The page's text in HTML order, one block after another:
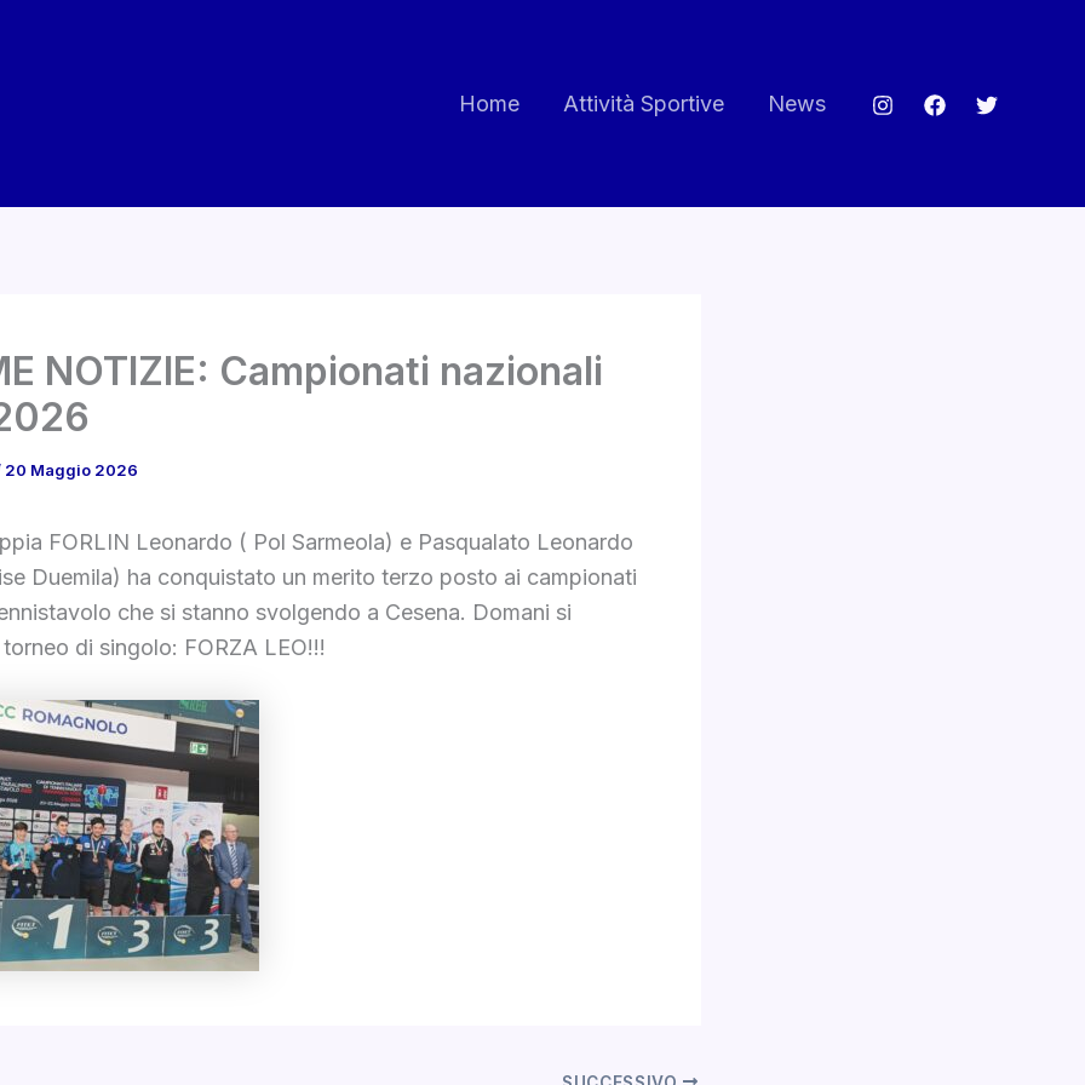
Home Attività Sportive News
NOTIZIE: Campionati nazionali
20 Maggio 2026
FORLIN Leonardo ( Pol Sarmeola) e Pasqualato Leonardo
Duemila) ha conquistato un merito terzo posto ai campionati
che si stanno svolgendo a Cesena. Domani si
di singolo: FORZA LEO!!!